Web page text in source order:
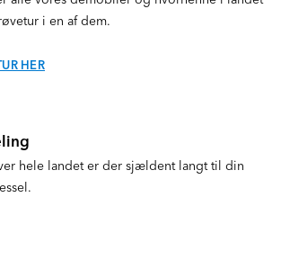
i en af dem.
HER
hele landet er der sjældent langt til din